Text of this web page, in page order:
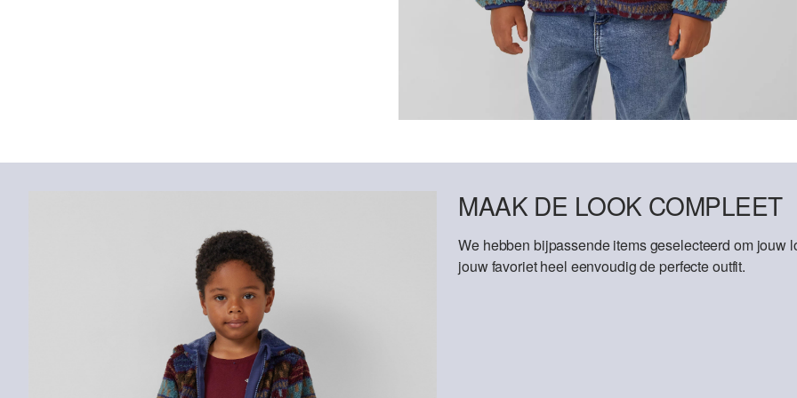
MAAK DE LOOK COMPLEET
We hebben bijpassende items geselecteerd om jouw
jouw favoriet heel eenvoudig de perfecte outfit.